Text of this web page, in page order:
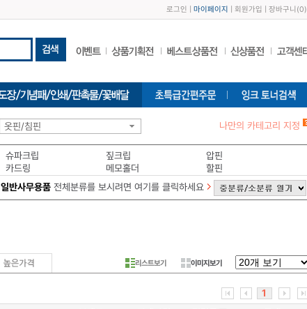
로그인 마이페이지 회원가입 장바구니 (0)
옷핀/침핀 나만의 카테고리 지정
슈파크립 짚크립
압핀
카드링 메모홀더
할핀
일반사무용품전체분류를 보시려면 여기를 클릭하세요
리스트보기 이미지보기
1